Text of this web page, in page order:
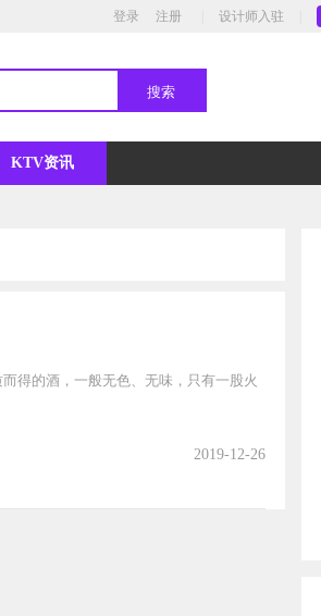
登录 注册 设计师入驻
KTV资讯
得的酒，一般无色、无味，只有一股火
2019-12-26